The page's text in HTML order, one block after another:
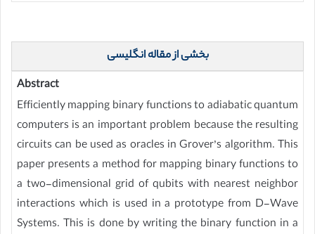
بخشی از مقاله انگلیسی
Abstract
Efficiently mapping binary functions to adiabatic quantum
computers is an important problem because the resulting
circuits can be used as oracles in Grover’s algorithm. This
paper presents a method for mapping binary functions to
a two-dimensional grid of qubits with nearest neighbor
interactions which is used in a prototype from D-Wave
Systems. This is done by writing the binary function in a